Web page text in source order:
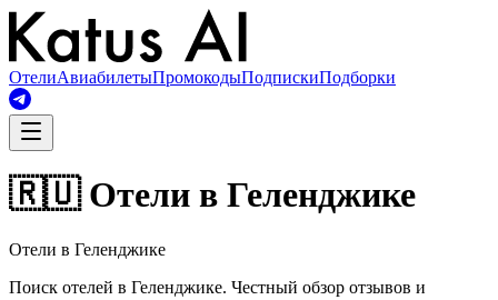
ОтелиАвиабилетыПромокодыПодпискиПодборки
🇷🇺 Отели в Геленджике
Отели в Геленджике
Поиск отелей в Геленджике. Честный обзор отзывов и